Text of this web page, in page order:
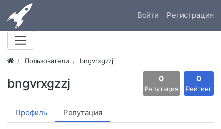
Войти Регистрация
Пользователи bngvrxgzzj
bngvrxgzzj 0
Репутация
0
Рейтинг
Профиль Репутация